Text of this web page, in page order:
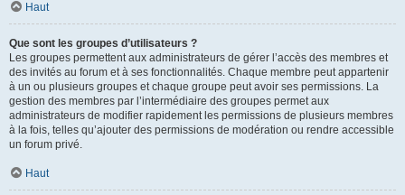
Haut
Que sont les groupes d’utilisateurs ?
Les groupes permettent aux administrateurs de gérer l’accès des membres et
des invités au forum et à ses fonctionnalités. Chaque membre peut appartenir
à un ou plusieurs groupes et chaque groupe peut avoir ses permissions. La
gestion des membres par l’intermédiaire des groupes permet aux
administrateurs de modifier rapidement les permissions de plusieurs membres
à la fois, telles qu’ajouter des permissions de modération ou rendre accessible
un forum privé.
Haut